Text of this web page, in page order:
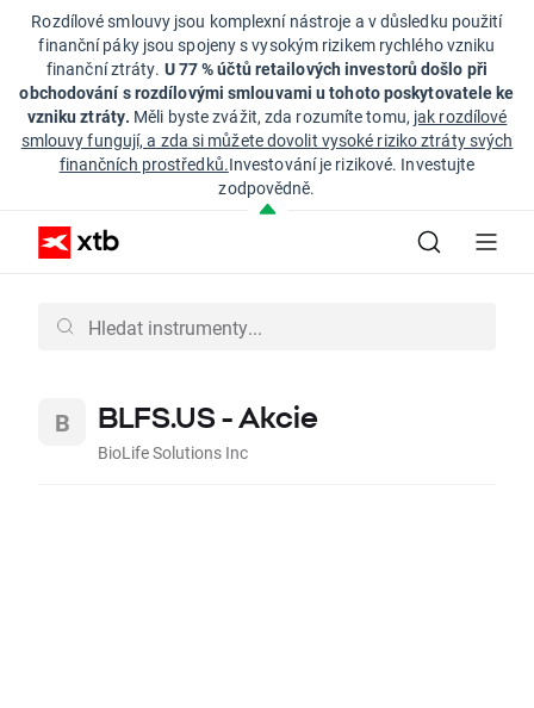
Rozdílové smlouvy jsou komplexní nástroje a v důsledku použití
finanční páky jsou spojeny s vysokým rizikem rychlého vzniku
finanční ztráty. U 77 % účtů retailových investorů došlo při
obchodování s rozdílovými smlouvami u tohoto poskytovatele ke
vzniku ztráty. Měli byste zvážit, zda rozumíte tomu, jak rozdílové
smlouvy fungují, a zda si můžete dovolit vysoké riziko ztráty svých
finančních prostředků.Investování je rizikové. Investujte
zodpovědně.
BLFS.US - Akcie
BioLife Solutions Inc